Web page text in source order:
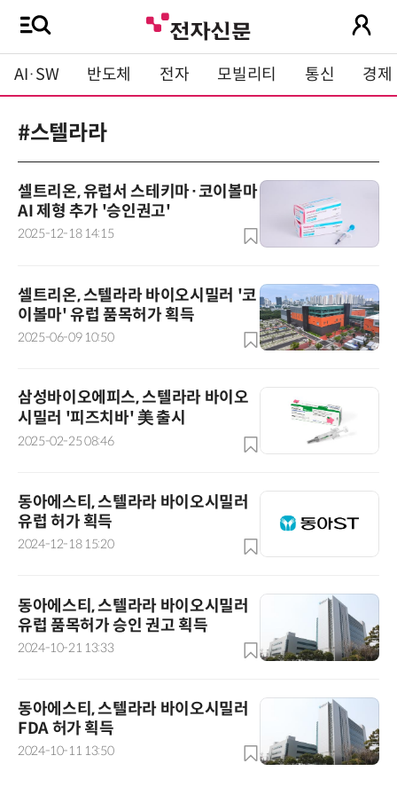
AI·SW 반도체 전자 모빌리티 통신 경제
#스텔라라
셀트리온, 유럽서 스테키마·코이볼마
AI 제형 추가 '승인권고'
2025-12-18 14:15
셀트리온, 스텔라라 바이오시밀러 '코
이볼마' 유럽 품목허가 획득
2025-06-09 10:50
삼성바이오에피스, 스텔라라 바이오
시밀러 '피즈치바' 美 출시
2025-02-25 08:46
동아에스티, 스텔라라 바이오시밀러
유럽 허가 획득
2024-12-18 15:20
동아에스티, 스텔라라 바이오시밀러
유럽 품목허가 승인 권고 획득
2024-10-21 13:33
동아에스티, 스텔라라 바이오시밀러
FDA 허가 획득
2024-10-11 13:50